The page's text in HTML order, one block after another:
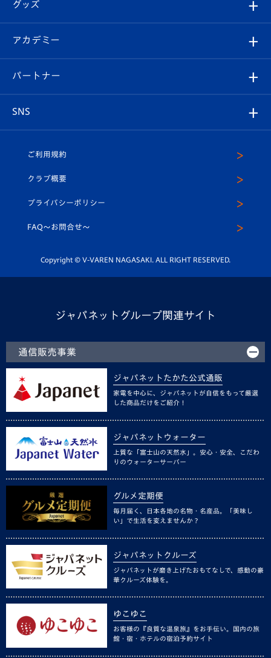
チケット
イベント
メディア
ホームタウン
スタッフプロフィール
マスコット紹介
平和祈念活動
ホームタウン活動
Revive Team
ヴィヴィくんの長崎おもてなしガイド
フォトギャラリー
スタジアムグルメ
V-LOVERS（ファンクラブ）
プレイヤーズスイート
グッズ
オンラインショップ
店舗情報
アカデミー
育成からのお知らせ
U-18
スクール
パートナー
SNS
ヴィヴィくんインスタグラム
公式LINE＠
ご利用規約
クラブ概要
プライバシーポリシー
FAQ〜お問合せ〜
Copyright © V-VAREN NAGASAKI. ALL RIGHT RESERVED.
ジャパネットグループ関連サイト
通信販売事業
ジャパネットたかた公式通販
家電を中心に、ジャパネットが自信をもって厳選
した商品だけをご紹介！
ジャパネットウォーター
上質な「富士山の天然水」。安心・安全、こだわ
りのウォーターサーバー
グルメ定期便
毎月届く、日本各地の名物・名産品。「美味し
い」で生活を変えませんか？
ジャパネットクルーズ
ジャパネットが磨き上げたおもてなしで、感動の豪
華クルーズ体験を。
ゆこゆこ
お客様の『良質な温泉旅』をお手伝い。国内の旅
館・宿・ホテルの宿泊予約サイト